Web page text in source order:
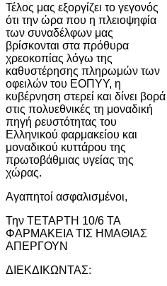
Τέλος μας εξοργίζει το γεγονός
ότι την ώρα που η πλειοψηφία
των συναδέλφων μας
βρίσκονται στα πρόθυρα
χρεοκοπίας λόγω της
καθυστέρησης πληρωμών των
οφειλών του ΕΟΠΥΥ, η
κυβέρνηση στερεί και δίνει βορά
στις πολυεθνικές τη μοναδική
πηγή ρευστότητας του
Ελληνικού φαρμακείου και
μοναδικού κυττάρου της
πρωτοβάθμιας υγείας της
χώρας.
Αγαπητοί ασφαλισμένοι,
Την ΤΕΤΑΡΤΗ 10/6 ΤΑ
ΦΑΡΜΑΚΕΙΑ ΤΙΣ ΗΜΑΘΙΑΣ
ΑΠΕΡΓΟΥΝ
ΔΙΕΚΔΙΚΩΝΤΑΣ: